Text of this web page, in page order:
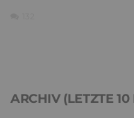
ARCHIV (LETZTE 10